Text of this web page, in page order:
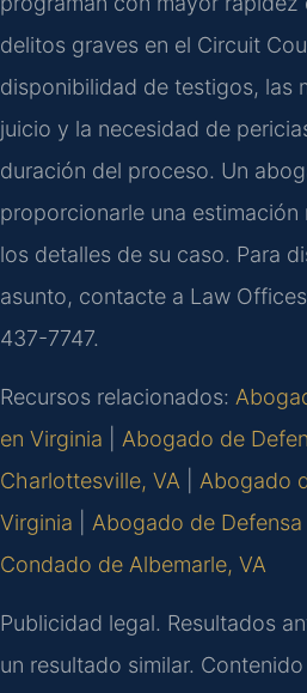
delitos graves en el Circuit
disponibilidad de testigos, las
juicio y la necesidad de
duración del proceso. Un
proporcionarle una estimación
los detalles de su caso. Para
asunto, contacte a Law
437-7747.
Recursos relacionados:
en Virginia
Abogado de
Charlottesville, VA
Abogado
Virginia
Abogado de Defensa
Condado de Albemarle, VA
Publicidad legal. Resultados
un resultado similar.